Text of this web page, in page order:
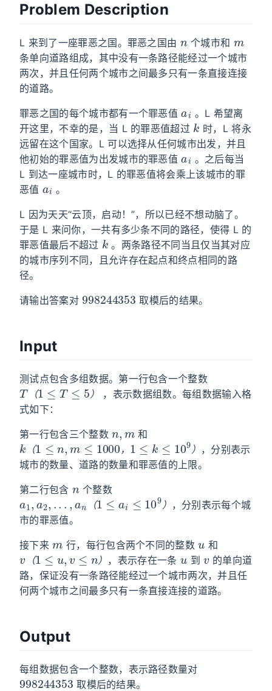
Problem Description
L 来到了一座罪恶之国。罪恶之国由 个城市和
条单向道路组成，其中没有一条路径能经过一个城市
两次，并且任何两个城市之间最多只有一条直接连接
的道路。
罪恶之国的每个城市都有一个罪恶值
。L 希望离
开这里，不幸的是，当 L 的罪恶值超过
k
时，L 将永
远留在这个国家。L 可以选择从任何城市出发，并且
他初始的罪恶值为出发城市的罪恶值
ai
。之后每当
L 到达一座城市时，L 的罪恶值将会乘上该城市的罪
恶值
ai
。
L 因为天天“云顶，启动！”，所以已经不想动脑了。
于是 L 来问你，一共有多少条不同的路径，使得 L 的
罪恶值最后不超过
k
。两条路径不同当且仅当其对应
的城市序列不同，且允许存在起点和终点相同的路
径。
请输出答案对 取模后的结果。
Input
测试点包含多组数据。第一行包含一个整数
（ ）
T（1≤T≤5）
，表示数据组数。每组数据输入格
式如下：
第一行包含三个整数 和
（ ， ）
k（1≤n,m≤1000 ， 1≤ k≤
，分别表示
城市的数量、道路的数量和罪恶值的上限。
第二行包含 个整数
（ ）
a1,a2,...,an （1≤a
，分别表示每个城
市的罪恶值。
接下来 行，每行包含两个不同的整数 和
（ ）
v（1≤u, v≤n ）
，表示存在一条
u
到
v
的单向道
路，保证没有一条路径能经过一个城市两次，并且任
何两个城市之间最多只有一条直接连接的道路。
Output
每组数据包含一个整数，表示路径数量对
998244353
取模后的结果。